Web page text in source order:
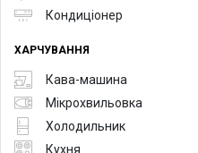
Кондиціонер
ХАРЧУВАННЯ
Кава-машина
Мікрохвильовка
Холодильник
Кухня